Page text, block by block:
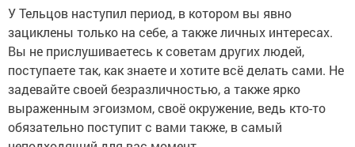
У Тельцов наступил период, в котором вы явно
зациклены только на себе, а также личных интересах.
Вы не прислушиваетесь к советам других людей,
поступаете так, как знаете и хотите всё делать сами. Не
задевайте своей безразличностью, а также ярко
выраженным эгоизмом, своё окружение, ведь кто-то
обязательно поступит с вами также, в самый